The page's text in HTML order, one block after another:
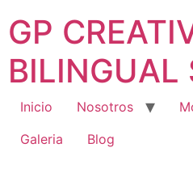
contenido
GP
BILINGUAL
Inicio Nosotros
Galeria
Blog